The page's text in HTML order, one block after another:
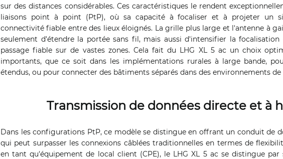
sur des distances considérables. Ces caractéristiques le rendent
liaisons point à point (PtP), où sa capacité à focaliser et à projeter un
connectivité fiable entre des lieux éloignés. La grille plus large et l'antenne à
seulement d'étendre la portée sans fil, mais aussi d'intensifier la
passage fiable sur de vastes zones. Cela fait du LHG XL 5 ac un choix
importants, que ce soit dans les implémentations rurales à large bande,
étendus, ou pour connecter des bâtiments séparés dans des environnements
Transmission de données directe et à
Dans les configurations PtP, ce modèle se distingue en offrant un conduit de
qui peut surpasser les connexions câblées traditionnelles en termes de
en tant qu'équipement de local client (CPE), le LHG XL 5 ac se distingue